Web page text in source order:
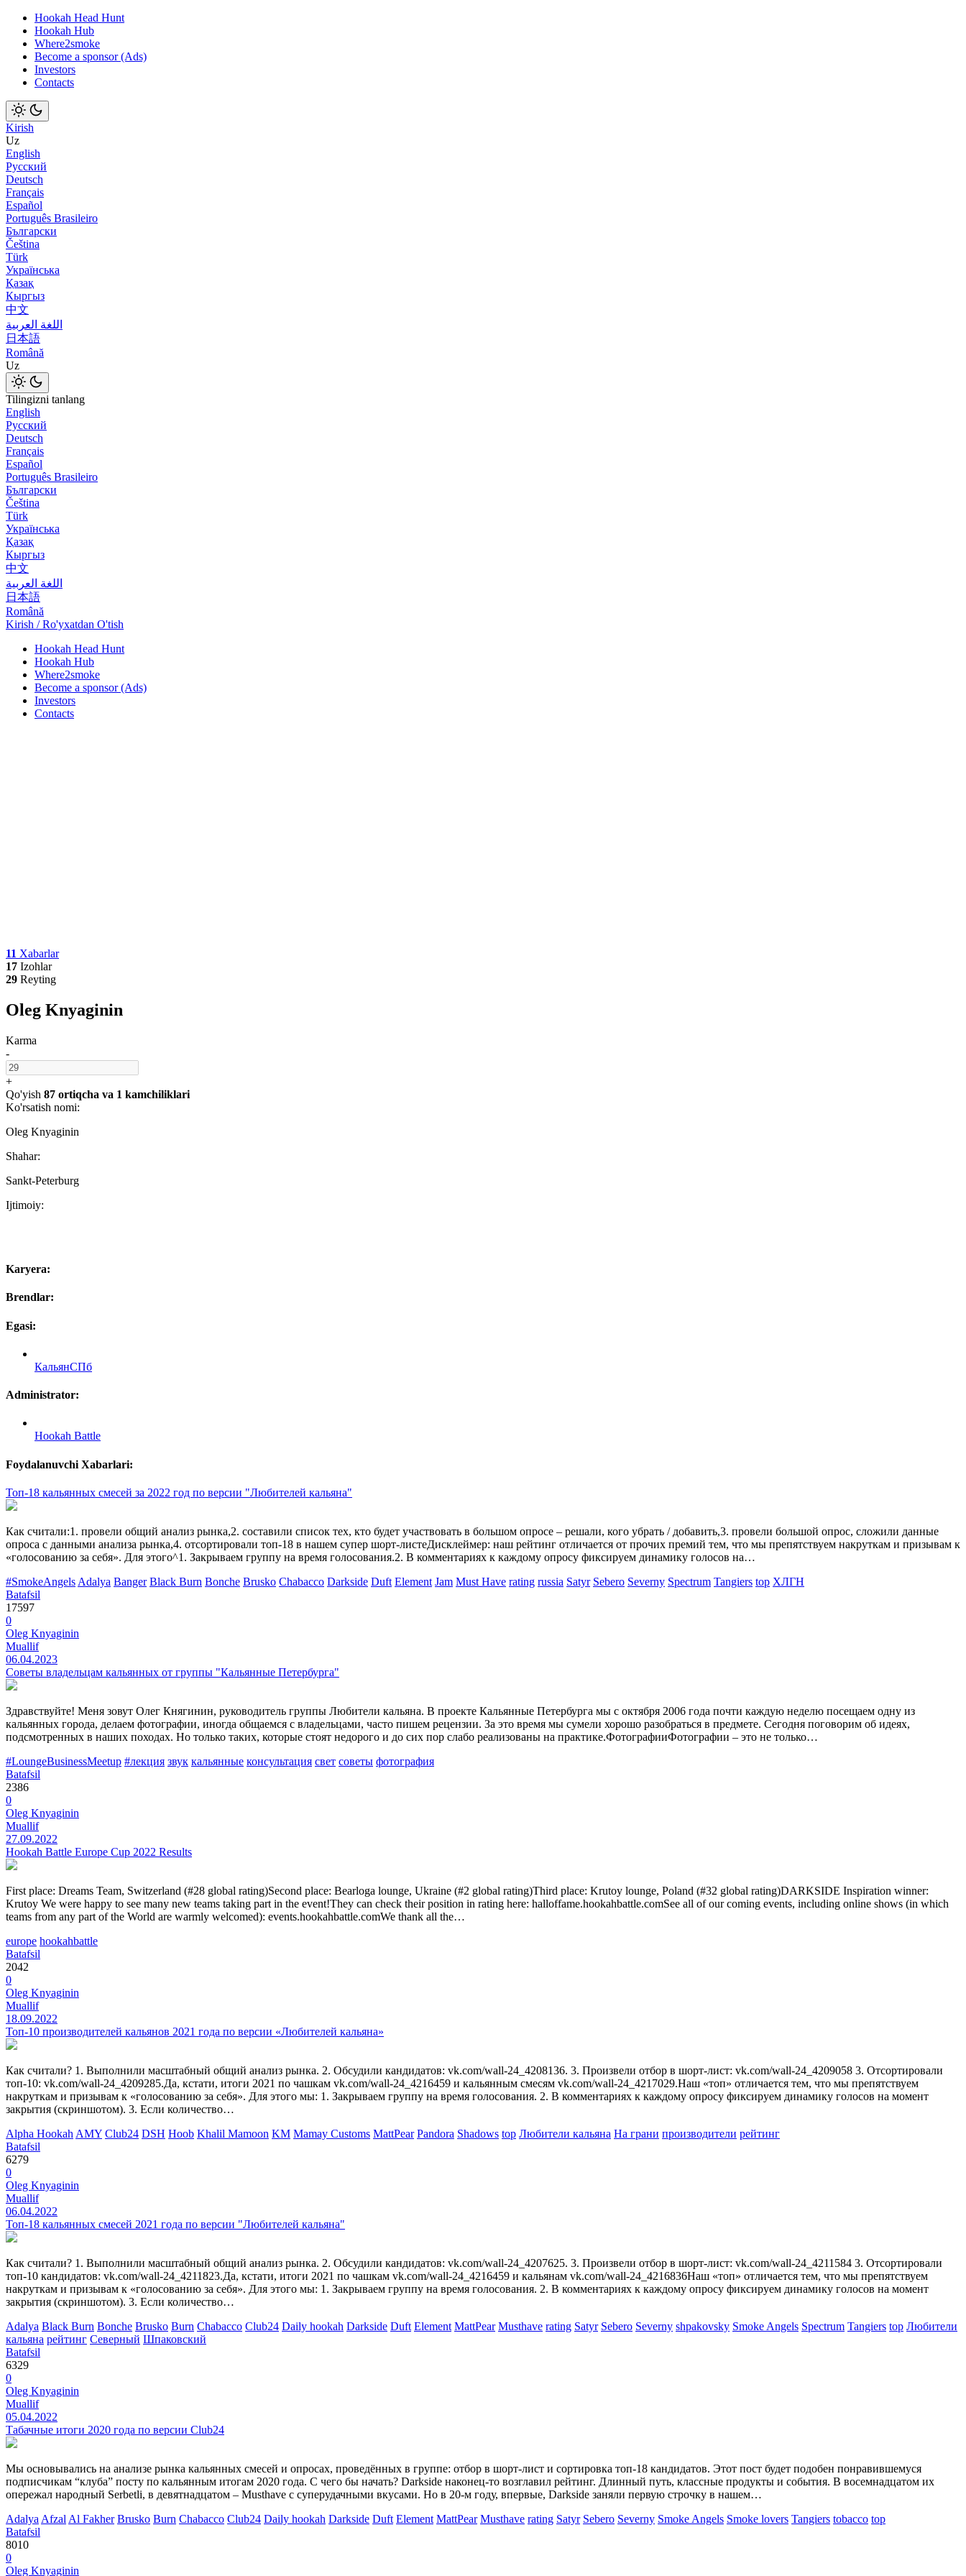
Hookah Head Hunt
Hookah Hub
Where2smoke
Become a sponsor (Ads)
Investors
Contacts
Kirish
Uz
English
Русский
Deutsch
Français
Español
Português Brasileiro
Български
Čeština
Türk
Українська
Қазақ
Кыргыз
中文
اللغة العربية
日本語
Română
Uz
Tilingizni tanlang
English
Русский
Deutsch
Français
Español
Português Brasileiro
Български
Čeština
Türk
Українська
Қазақ
Кыргыз
中文
اللغة العربية
日本語
Română
Kirish / Ro'yxatdan O'tish
Hookah Head Hunt
Hookah Hub
Where2smoke
Become a sponsor (Ads)
Investors
Contacts
11 Xabarlar
17 Izohlar
29 Reyting
Oleg Knyaginin
Karma
-
+
Qo'yish 87 ortiqcha va 1 kamchiliklari
Ko'rsatish nomi:
Oleg Knyaginin
Shahar:
Sankt-Peterburg
Ijtimoiy:
Karyera:
Brendlar:
Egasi:
КальянСПб
Administrator:
Hookah Battle
Foydalanuvchi Xabarlari:
Топ-18 кальянных смесей за 2022 год по версии "Любителей кальяна"
Как считали:1. провели общий анализ рынка,2. составили список тех, кто будет участвовать в большом опросе – решали, кого убрать / добавить,3. провели большой опрос, сложили данные
опроса с данными анализа рынка,4. отсортировали топ-18 в нашем супер шорт-листеДисклеймер: наш рейтинг отличается от прочих премий тем, что мы препятствуем накруткам и призывам к
«голосованию за себя». Для этого^1. Закрываем группу на время голосования.2. В комментариях к каждому опросу фиксируем динамику голосов на…
#SmokeAngels Adalya Banger Black Burn Bonche Brusko Chabacco Darkside Duft Element Jam Must Have rating russia Satyr Sebero Severny Spectrum Tangiers top ХЛГН
Batafsil
17597
0
Oleg Knyaginin
Muallif
06.04.2023
Советы владельцам кальянных от группы "Кальянные Петербурга"
Здравствуйте! Меня зовут Олег Княгинин, руководитель группы Любители кальяна. В проекте Кальянные Петербурга мы с октября 2006 года почти каждую неделю посещаем одну из
кальянных города, делаем фотографии, иногда общаемся с владельцами, часто пишем рецензии. За это время мы сумели хорошо разобраться в предмете. Сегодня поговорим об идеях,
подсмотренных в наших походах. Но только таких, которые стоят недорого и до сих пор слабо реализованы на практике.ФотографииФотографии – это не только…
#LoungeBusinessMeetup #лекция звук кальянные консультация свет советы фотография
Batafsil
2386
0
Oleg Knyaginin
Muallif
27.09.2022
Hookah Battle Europe Cup 2022 Results
First place: Dreams Team, Switzerland (#28 global rating)Second place: Bearloga lounge, Ukraine (#2 global rating)Third place: Krutoy lounge, Poland (#32 global rating)DARKSIDE Inspiration winner:
Krutoy We were happy to see many new teams taking part in the event!They can check their position in rating here: halloffame.hookahbattle.comSee all of our coming events, including online shows (in which
teams from any part of the World are warmly welcomed): events.hookahbattle.comWe thank all the…
europe hookahbattle
Batafsil
2042
0
Oleg Knyaginin
Muallif
18.09.2022
Топ-10 производителей кальянов 2021 года по версии «Любителей кальяна»
Как считали? 1. Выполнили масштабный общий анализ рынка. 2. Обсудили кандидатов: vk.com/wall-24_4208136. 3. Произвели отбор в шорт-лист: vk.com/wall-24_4209058 3. Отсортировали
топ-10: vk.com/wall-24_4209285.Да, кстати, итоги 2021 по чашкам vk.com/wall-24_4216459 и кальянным смесям vk.com/wall-24_4217029.Наш «топ» отличается тем, что мы препятствуем
накруткам и призывам к «голосованию за себя». Для этого мы: 1. Закрываем группу на время голосования. 2. В комментариях к каждому опросу фиксируем динамику голосов на момент
закрытия (скриншотом). 3. Если количество…
Alpha Hookah AMY Club24 DSH Hoob Khalil Mamoon KM Mamay Customs MattPear Pandora Shadows top Любители кальяна На грани производители рейтинг
Batafsil
6279
0
Oleg Knyaginin
Muallif
06.04.2022
Топ-18 кальянных смесей 2021 года по версии "Любителей кальяна"
Как считали? 1. Выполнили масштабный общий анализ рынка. 2. Обсудили кандидатов: vk.com/wall-24_4207625. 3. Произвели отбор в шорт-лист: vk.com/wall-24_4211584 3. Отсортировали
топ-10 кандидатов: vk.com/wall-24_4211823.Да, кстати, итоги 2021 по чашкам vk.com/wall-24_4216459 и кальянам vk.com/wall-24_4216836Наш «топ» отличается тем, что мы препятствуем
накруткам и призывам к «голосованию за себя». Для этого мы: 1. Закрываем группу на время голосования. 2. В комментариях к каждому опросу фиксируем динамику голосов на момент
закрытия (скриншотом). 3. Если количество…
Adalya Black Burn Bonche Brusko Burn Chabacco Club24 Daily hookah Darkside Duft Element MattPear Musthave rating Satyr Sebero Severny shpakovsky Smoke Angels Spectrum Tangiers top Любители
кальяна рейтинг Северный Шпаковский
Batafsil
6329
0
Oleg Knyaginin
Muallif
05.04.2022
Табачные итоги 2020 года по версии Club24
Мы основывались на анализе рынка кальянных смесей и опросах, проведённых в группе: отбор в шорт-лист и сортировка топ-18 кандидатов. Этот пост будет подобен понравившемуся
подписчикам “клуба” посту по кальянным итогам 2020 года. С чего бы начать? Darkside наконец-то возглавил рейтинг. Длинный путь, классные продукты и события. В восемнадцатом их
опережал народный Serbetli, в девятнадцатом – Musthave с суперудачными вкусами. Но в 20-м году, впервые, Darkside заняли первую строчку в нашем…
Adalya Afzal Al Fakher Brusko Burn Chabacco Club24 Daily hookah Darkside Duft Element MattPear Musthave rating Satyr Sebero Severny Smoke Angels Smoke lovers Tangiers tobacco top
Batafsil
8010
0
Oleg Knyaginin